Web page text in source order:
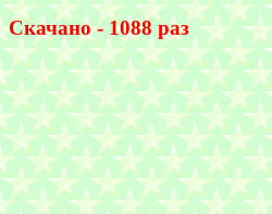
Скачано - 1088 раз